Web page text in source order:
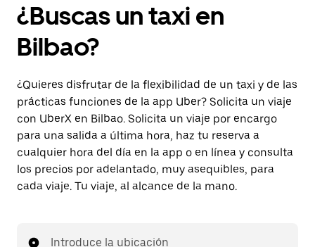
¿Buscas un taxi en
Bilbao?
¿Quieres disfrutar de la flexibilidad de un taxi y de las
prácticas funciones de la app Uber? Solicita un viaje
con UberX en Bilbao. Solicita un viaje por encargo
para una salida a última hora, haz tu reserva a
cualquier hora del día en la app o en línea y consulta
los precios por adelantado, muy asequibles, para
cada viaje. Tu viaje, al alcance de la mano.
Introduce la ubicación